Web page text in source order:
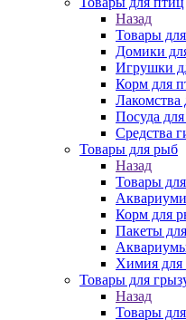
Назад
Товары
Домики
Игрушки
Корм для
Лакомства
Посуда
Средства
Товары для рыб
Назад
Товары
Корм для
Пакеты
Химия для
Товары для
Назад
Товары